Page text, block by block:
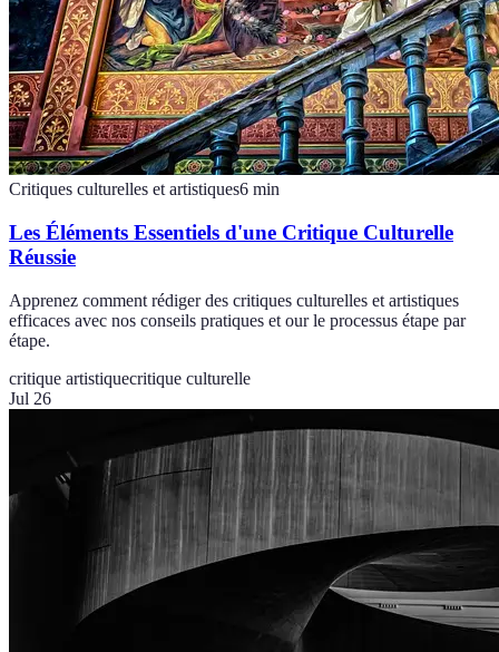
Critiques culturelles et artistiques6 min
Les Éléments Essentiels d'une Critique Culturelle
Réussie
Apprenez comment rédiger des critiques culturelles et artistiques
efficaces avec nos conseils pratiques et our le processus étape par
étape.
critique artistiquecritique culturelle
Jul 26